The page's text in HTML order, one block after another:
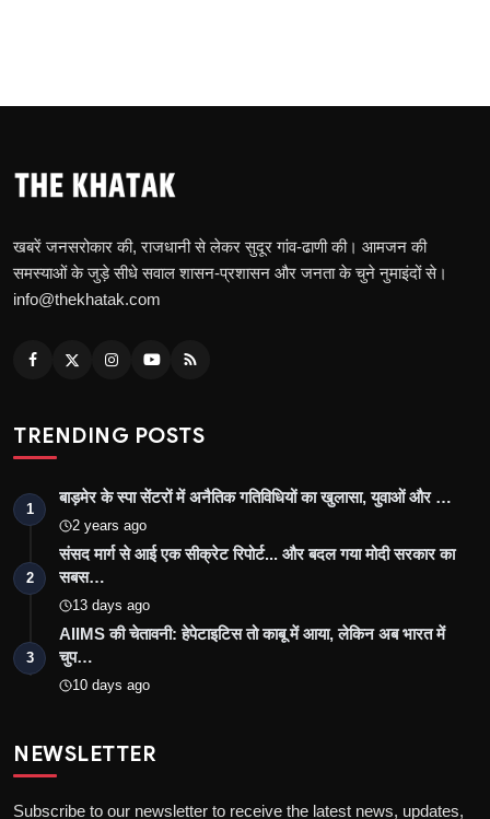
खबरें जनसरोकार की, राजधानी से लेकर सुदूर गांव-ढाणी की। आमजन की
समस्याओं के जुड़े सीधे सवाल शासन-प्रशासन और जनता के चुने नुमाइंदों से।
info@thekhatak.com
TRENDING POSTS
1
बाड़मेर के स्पा सेंटरों में अनैतिक गतिविधियों का खुलासा, युवाओं और …
2 years ago
2
संसद मार्ग से आई एक सीक्रेट रिपोर्ट... और बदल गया मोदी सरकार का
सबस…
13 days ago
3
AIIMS की चेतावनी: हेपेटाइटिस तो काबू में आया, लेकिन अब भारत में
चुप…
10 days ago
NEWSLETTER
Subscribe to our newsletter to receive the latest news, updates,